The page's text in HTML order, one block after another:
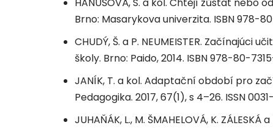
HANUŠOVÁ, S. a kol. Chtějí zůstat
Brno: Masarykova univerzita. ISBN 978-
CHUDÝ, Š. a P. NEUMEISTER.
školy. Brno: Paido, 2014. ISBN 978-80-
JANÍK, T. a kol. Adaptační období pro
Pedagogika. 2017, 67(1), s 4–26. ISSN
JUHAŇÁK, L., M. ŠMAHELOVÁ, K.